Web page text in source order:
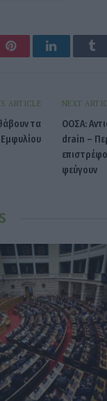
PinterestLinkedIn
ARTICLE
τα
NEXT
ΟΟΣΑ:
drain –
φεύγουν